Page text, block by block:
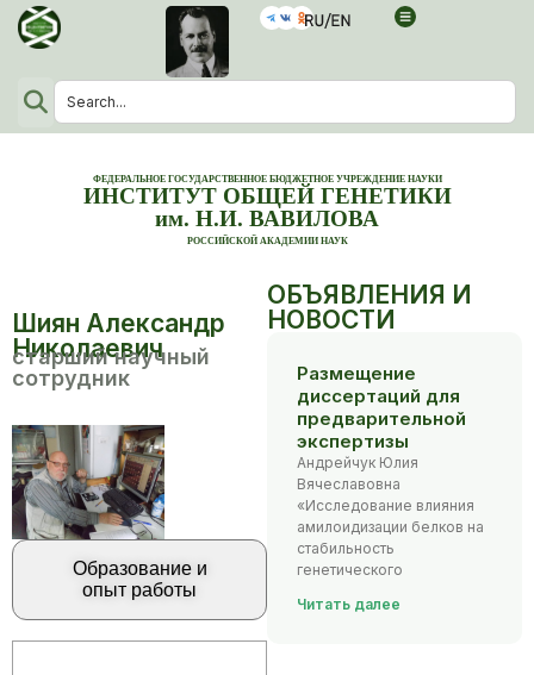
ФЕДЕРАЛЬНОЕ ГОСУДАРСТВЕННОЕ БЮДЖЕТНОЕ УЧРЕЖДЕНИЕ НАУКИ
ИНСТИТУТ ОБЩЕЙ ГЕНЕТИКИ
им. Н.И. ВАВИЛОВА
РОССИЙСКОЙ АКАДЕМИИ НАУК
Шиян Александр
Николаевич
старший научный
сотрудник
Образование и
опыт работы
ОБЪЯВЛЕНИЯ И
НОВОСТИ
Размещение
диссертаций для
предварительной
экспертизы
Андрейчук Юлия
Вячеславовна
«Исследование влияния
амилоидизации белков на
стабильность
генетического
Читать далее